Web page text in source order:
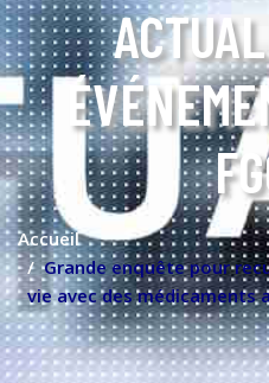
Accueil
Grande enquête pour
vie avec des médicaments